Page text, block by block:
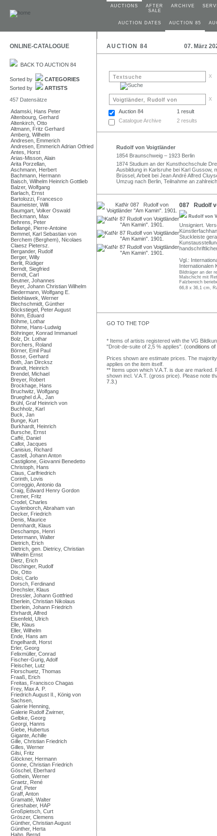
AUCTIONS
AFTER
SALE
ARCHIVE
AUCTION DATES AUCTION 85
ONLINE-CATALOGUE AUCTION 84 07. März
BACK TO AUCTION 84
Sorted by
CATEGORIES
Sorted by
ARTISTS
457 Datensätze
Adamski, Hans Peter
Altenbourg, Gerhard
Altenkirch, Otto
Altmann, Fritz Gerhard
Amberg, Wilhelm
Andresen, Emmerich
Andresen, Emmerich Adrian Otfried
Antes, Horst
Arias-Misson, Alain
Arita Porzellan,
Aschmann, Herbert
Bachmann, Hermann
Baisch, Wilhelm Heinrich Gottlieb
Balzer, Wolfgang
Barlach, Ernst
Bartolozzi, Francesco
Baumeister, Willi
Baumgart, Volker Oswald
Beckmann, Max
Behrens, Peter
Bellangé, Pierre-Antoine
Bemmel, Karl Sebastian von
Berchem (Berghem), Nicolaes
Claesz Pietersz.
Bergander, Rudolf
Berger, Willy
Berlit, Rüdiger
Berndt, Siegfried
Berndt, Carl
Beutner, Johannes
Beyer, Johann Christian Wilhelm
Biedermann, Wolfgang E.
Bielohlawek, Werner
Blechschmidt, Günther
Böckstiegel, Peter August
Böhm, Eduard
Böhme, Lothar
Böhme, Hans-Ludwig
Böhringer, Konrad Immanuel
Bolz, Dr. Lothar
Borchers, Roland
Börner, Emil Paul
Bosse, Gerhard
Both, Jan Dircksz
Brandt, Heinrich
Brendel, Michael
Breyer, Robert
Brockhage, Hans
Bruchwitz, Wolfgang
Brueghel d.Ä., Jan
Brühl, Graf Heinrich von
Buchholz, Karl
Buck, Jan
Bunge, Kurt
Burkhardt, Heinrich
Bursche, Ernst
Caffé, Daniel
Callot, Jacques
Canisius, Richard
Castell, Johann Anton
Castiglione, Giovanni Benedetto
Christoph, Hans
Claus, Carlfriedrich
Corinth, Lovis
Correggio, Antonio da
Craig, Edward Henry Gordon
Cremer, Fritz
Crodel, Charles
Cuylenborch, Abraham van
Decker, Friedrich
Denis, Maurice
Dennhardt, Klaus
Deschamps, Henri
Determann, Walter
Dietrich, Erich
Dietrich, gen. Dietricy, Christian
Wilhelm Ernst
Dietz, Erich
Dischinger, Rudolf
Dix, Otto
Dolci, Carlo
Dorsch, Ferdinand
Drechsler, Klaus
Dressler, Johann Gottfried
Eberlein, Christian Nikolaus
Eberlein, Johann Friedrich
Ehrhardt, Alfred
Eisenfeld, Ulrich
Elle, Klaus
Eller, Wilhelm
Ende, Hans am
Engelhardt, Horst
Erler, Georg
Felixmüller, Conrad
Fischer-Gurig, Adolf
Fleischer, Lutz
Florschuetz, Thomas
Fraaß, Erich
Freitas, Francisco Chagas
Frey, Max A. P.
Friedrich August II., König von
Sachsen,
Galerie Henning,
Galerie Rudolf Zwirner,
Gelbke, Georg
Georgi, Hanns
Giebe, Hubertus
Gigante, Achille
Gille, Christian Friedrich
Gilles, Werner
Gilsi, Fritz
Glöckner, Hermann
Gonne, Christian Friedrich
Göschel, Eberhard
Gothein, Werner
Graetz, René
Graf, Peter
Graff, Anton
Gramatté, Walter
Grieshaber, HAP
Großpietsch, Curt
Gröszer, Clemens
Günther, Christian August
Günther, Herta
Hahn, Bernd
x
x
Auction 84
1 result
Catalogue Archive
2 results
Rudolf von Voigtländer
1854 Braunschweig – 1923 Berlin
1874 Studium an der Kunsthochschule
Ausbildung in Karlsruhe bei Karl Gussow,
Brüssel, Arbeit bei Jean André Alfred
Umzug nach Berlin, Teilnahme an
087 Rudolf
Rudolf von
Unsigniert.
Stuckleiste
Vgl.:
Internationalen
Bildträger an der
Malschicht mit
Falzbereich
66,8 x 36,1 cm,
GO TO THE TOP
* Items of artists registered with the VG
"Droit-de-suite of 2,5 % applies". (conditions of
Prices shown are estimate prices. The
applies on the item itself.
** Items upon which V.A.T. is due are
shown incl. V.A.T. (gross price). Please note
7.3.)